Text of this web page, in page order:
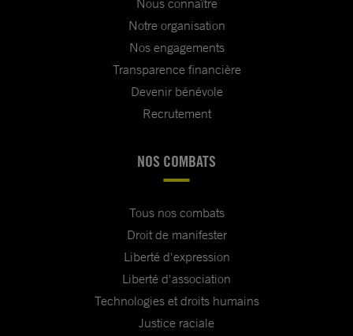
Nous connaître
Notre organisation
Nos engagements
Transparence financière
Devenir bénévole
Recrutement
NOS COMBATS
Tous nos combats
Droit de manifester
Liberté d'expression
Liberté d'association
Technologies et droits humains
Justice raciale